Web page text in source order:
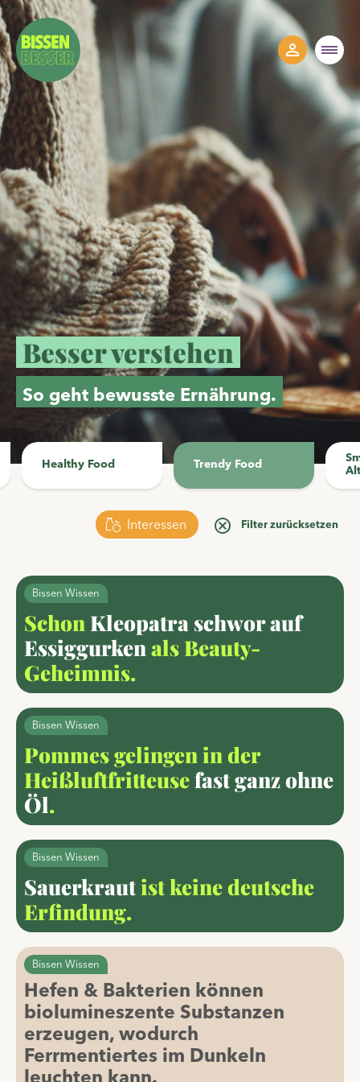
Besser verstehen
So geht bewusste Ernährung.
Filter zurücksetzen
Healthy Food Trendy Food
Interessen
Bissen raten
Körper beim
Schwitzen?
Hättet ihr das gedacht?
Mineralstoffe
Bissen Wissen
SchonKleopatra schwor auf
Essiggurkenals Beauty-
Geheimnis.
Bissen Wissen
Pommes gelingen in der
Heißluftfritteusefast ganz ohne
Öl.
Bissen Wissen
Sauerkrautist keine deutsche
Erfindung.
Bissen Wissen
Hefen & Bakterien können
biolumineszente Substanzen
erzeugen, wodurch
Ferrmentiertes im Dunkeln
Saisonales